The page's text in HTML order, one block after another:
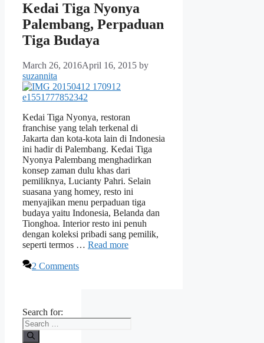
Kedai Tiga Nyonya
Palembang, Perpaduan
Tiga Budaya
March 26, 2016April 16, 2015 by
suzannita
Kedai Tiga Nyonya, restoran
franchise yang telah terkenal di
Jakarta dan kota-kota lain di Indonesia
ini hadir di Palembang. Kedai Tiga
Nyonya Palembang menghadirkan
konsep zaman dulu khas dari
pemiliknya, Lucianty Pahri. Selain
suasana yang homey, resto ini
menyajikan menu perpaduan tiga
budaya yaitu Indonesia, Belanda dan
Tionghoa. Interior resto ini penuh
dengan koleksi pribadi sang pemilik,
seperti termos … Read more
2 Comments
Search for: